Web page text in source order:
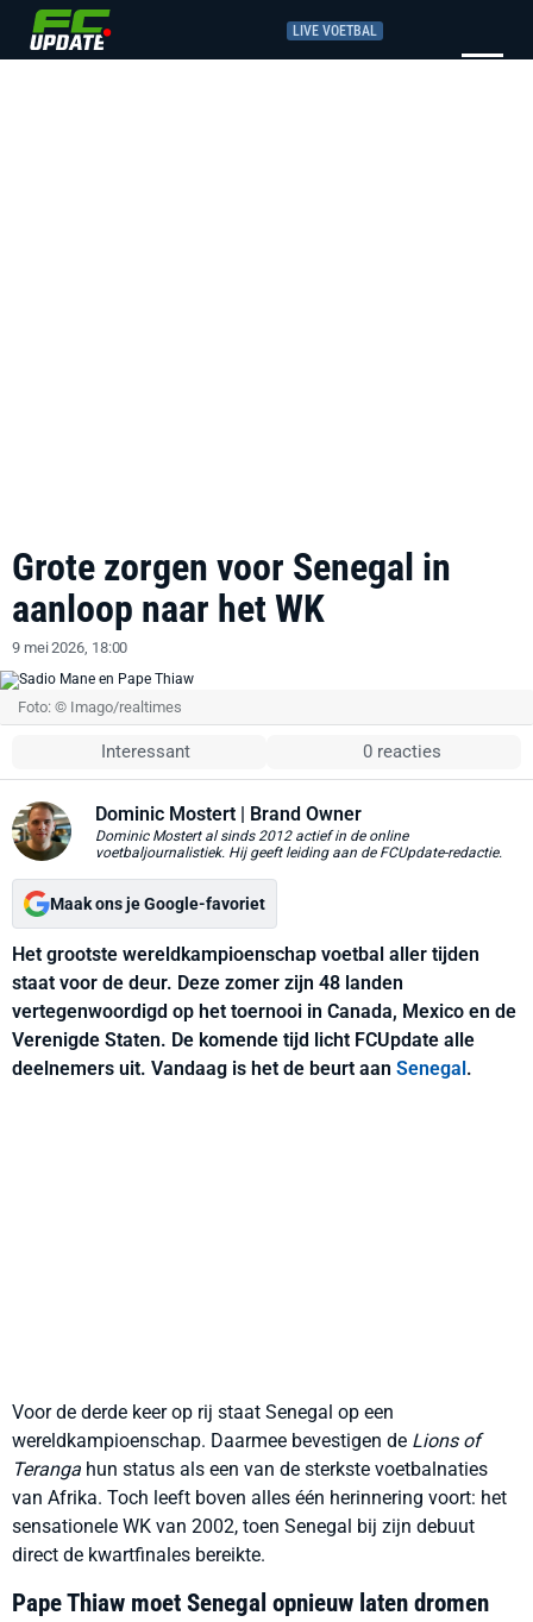
LIVE VOETBAL
Grote zorgen voor Senegal in
aanloop naar het WK
9 mei 2026, 18:00
Foto: © Imago/realtimes
Interessant 0 reacties
Dominic Mostert | Brand Owner
Dominic Mostert al sinds 2012 actief in de online
voetbaljournalistiek. Hij geeft leiding aan de FCUpdate-redactie.
Maak ons je Google-favoriet
Het grootste wereldkampioenschap voetbal aller tijden
staat voor de deur. Deze zomer zijn 48 landen
vertegenwoordigd op het toernooi in Canada, Mexico en de
Verenigde Staten. De komende tijd licht FCUpdate alle
deelnemers uit. Vandaag is het de beurt aan Senegal.
Voor de derde keer op rij staat Senegal op een
wereldkampioenschap. Daarmee bevestigen de Lions of
Teranga hun status als een van de sterkste voetbalnaties
van Afrika. Toch leeft boven alles één herinnering voort: het
sensationele WK van 2002, toen Senegal bij zijn debuut
direct de kwartfinales bereikte.
Pape Thiaw moet Senegal opnieuw laten dromen